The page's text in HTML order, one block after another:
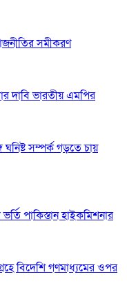
সমীকরণ
দাবি ভারতীয় এমপির
সম্পর্ক গড়তে চায়
পাকিস্তান হাইকমিশনার
বিদেশি গণমাধ্যমের ওপর